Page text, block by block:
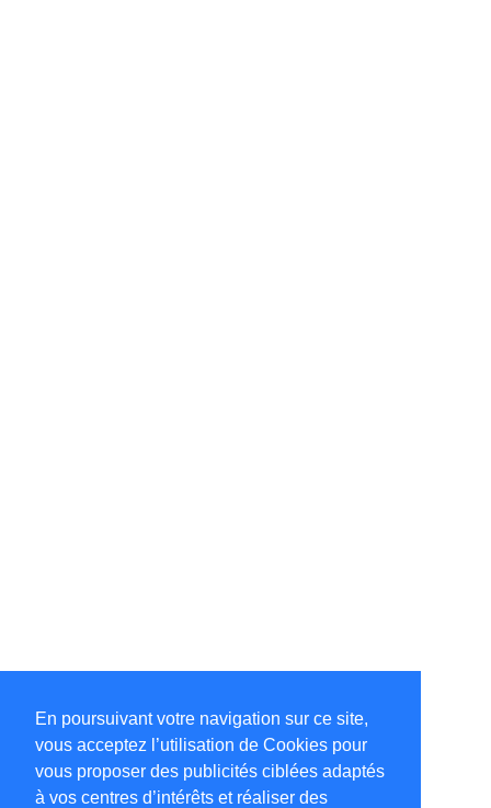
En poursuivant votre navigation sur ce site,
vous acceptez l’utilisation de Cookies pour
vous proposer des publicités ciblées adaptés
à vos centres d’intérêts et réaliser des